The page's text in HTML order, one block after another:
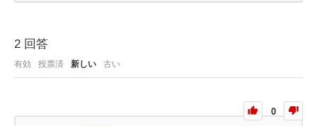
2 回答
有効 投票済 新しい 古い
0